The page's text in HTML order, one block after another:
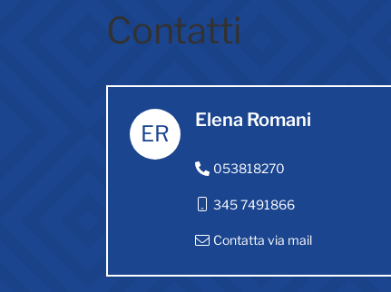
Contatti
ER
Elena Romani
053818270
345 7491866
Contatta via mail